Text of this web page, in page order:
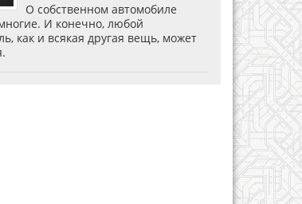
О собственном автомобиле
И конечно, любой
как и всякая другая вещь, может